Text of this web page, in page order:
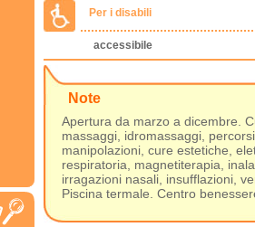
Per i disabili
accessibile
Note
Apertura da marzo a dicembre.
massaggi, idromassaggi,
manipolazioni, cure estetiche,
respiratoria, magnetiterapia,
irragazioni nasali, insufflazioni,
Piscina termale. Centro